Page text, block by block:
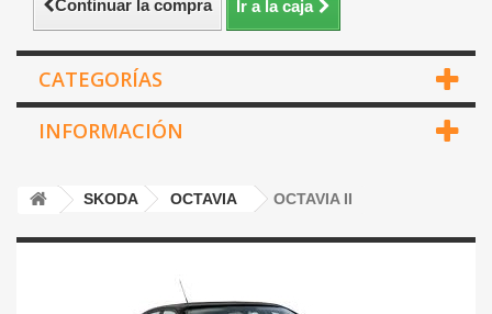
Continuar la compra Ir a la caja
CATEGORÍAS
INFORMACIÓN
SKODA OCTAVIA OCTAVIA II